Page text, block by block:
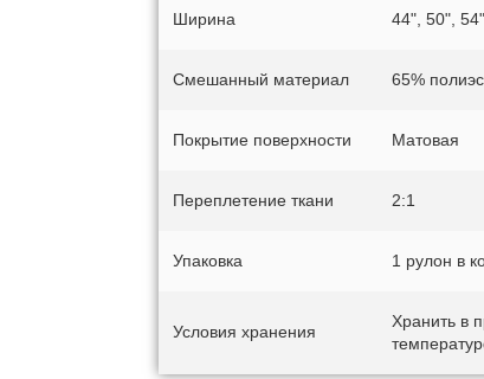
Ширина 44", 50",
Смешанный материал 65%
Покрытие поверхности Матовая
Переплетение ткани 2:1
Упаковка 1 рулон в
Условия хранения
Хранить в